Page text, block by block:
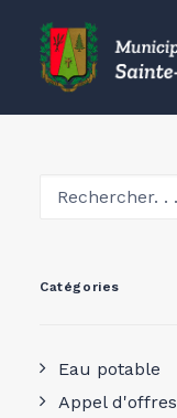
Catégories
Eau potable
Appel d'offres